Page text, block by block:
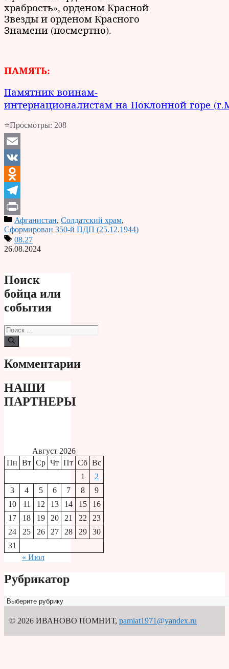
храбрость», орденом Красной
Звезды и орденом Красного
Знамени (посмертно).
ПАМЯТЬ:
Памятник воинам-
интернационалистам на Поклонной горе
⭐Просмотры: 208
Email
VK
Odnoklassniki
Telegram
PrintАфганистан, Солдатский храм,
Сформирован 350-й ПДП (25.12.1944)
08.27
26.08.2024
Поиск
бойца или
события
Поиск:
Комментарии
НАШИ
ПАРТНЕРЫ
Август 2026
Пн Вт Ср Чт Пт Сб Вс
1
2
3
4 5 6 7 8
9
10
11 12 13 14 15
16
17
18 19 20 21 22
23
24
25 26 27 28 29
30
31
« Июл
Рубрикатор
Рубрикатор
© 2026 ИВАНОВО ПОМНИТ, pamiat1971@yandex.ru